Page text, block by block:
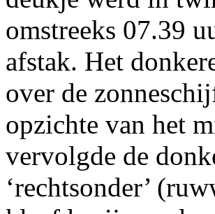
omstreeks 07.39
afstak. Het
over de
opzichte van het
vervolgde de
‘rechtsonder’